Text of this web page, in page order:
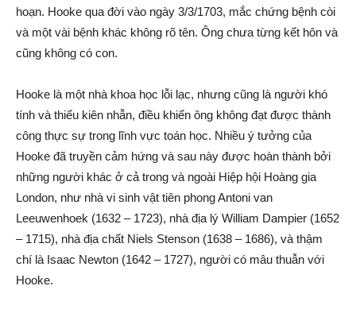
hoạn. Hooke qua đời vào ngày 3/3/1703, mắc chứng bệnh còi
và một vài bệnh khác không rõ tên. Ông chưa từng kết hôn và
cũng không có con.
Hooke là một nhà khoa học lỗi lạc, nhưng cũng là người khó
tính và thiếu kiên nhẫn, điều khiến ông không đạt được thành
công thực sự trong lĩnh vực toán học. Nhiều ý tưởng của
Hooke đã truyền cảm hứng và sau này được hoàn thành bởi
những người khác ở cả trong và ngoài Hiệp hội Hoàng gia
London, như nhà vi sinh vật tiên phong Antoni van
Leeuwenhoek (1632 – 1723), nhà địa lý William Dampier (1652
– 1715), nhà địa chất Niels Stenson (1638 – 1686), và thậm
chí là Isaac Newton (1642 – 1727), người có mâu thuẫn với
Hooke.